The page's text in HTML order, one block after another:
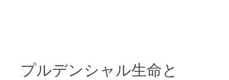
プルデンシャル生命と